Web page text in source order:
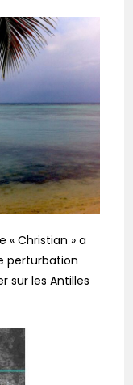
« Christian » a
perturbation
sur les Antilles